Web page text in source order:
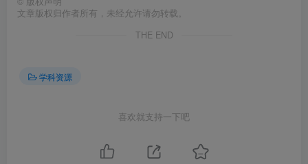
文章版权归作者所有，未经允许请勿转载。
THE END
学科资源
喜欢就支持一下吧